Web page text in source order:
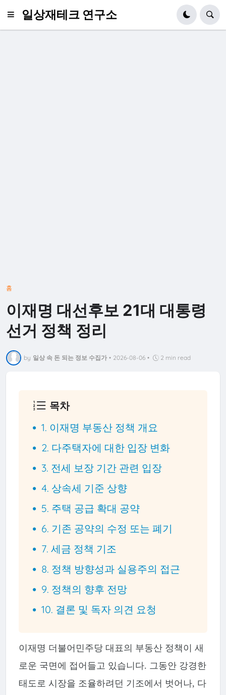
일상재테크 연구소
홈
이재명 대선후보 21대 대통령
선거 정책 정리
by 일상 속 돈 되는 정보 수집가 • 2026-08-06 • 2 min read
목차
1. 이재명 부동산 정책 개요
2. 다주택자에 대한 입장 변화
3. 전세 보장 기간 관련 입장
4. 상속세 기준 상향
5. 주택 공급 확대 공약
6. 기존 공약의 수정 또는 폐기
7. 세금 정책 기조
8. 정책 방향성과 실용주의 접근
9. 정책의 향후 전망
10. 결론 및 독자 의견 요청
이재명 더불어민주당 대표의 부동산 정책이 새
로운 국면에 접어들고 있습니다. 그동안 강경한
태도로 시장을 조율하려던 기조에서 벗어나, 다